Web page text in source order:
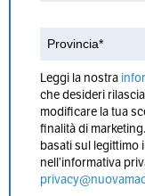
Leggi la nostra
che desideri
modificare la tua
finalità di
basati sul legittimo
nell’informativa